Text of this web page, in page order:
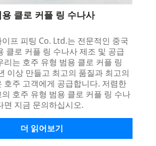
클로 커플 링 수나사
프 피팅 Co. Ltd.는 전문적인 중국
클로 커플 링 수나사 제조 및 공급
리는 호주 유형 범용 클로 커플 링
이상 만들고 최고의 품질과 최고의
호주 고객에게 공급합니다. 저렴한
호주 유형 범용 클로 커플 링 수나
면 지금 문의하십시오.
더 읽어보기